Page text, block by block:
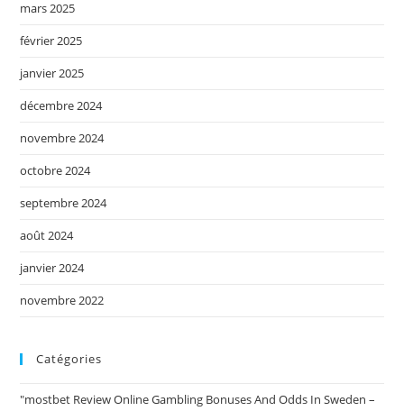
mars 2025
février 2025
janvier 2025
décembre 2024
novembre 2024
octobre 2024
septembre 2024
août 2024
janvier 2024
novembre 2022
Catégories
"mostbet Review Online Gambling Bonuses And Odds In Sweden –